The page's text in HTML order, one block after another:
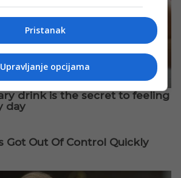
Pristanak
Upravljanje opcijama